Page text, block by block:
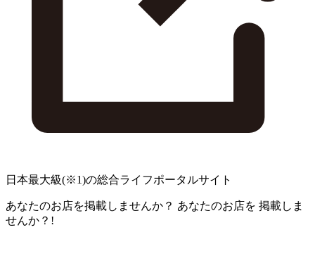
日本最大級(※1)の総合ライフポータルサイト
あなたのお店を掲載しませんか？ あなたのお店を 掲載しま
せんか？!